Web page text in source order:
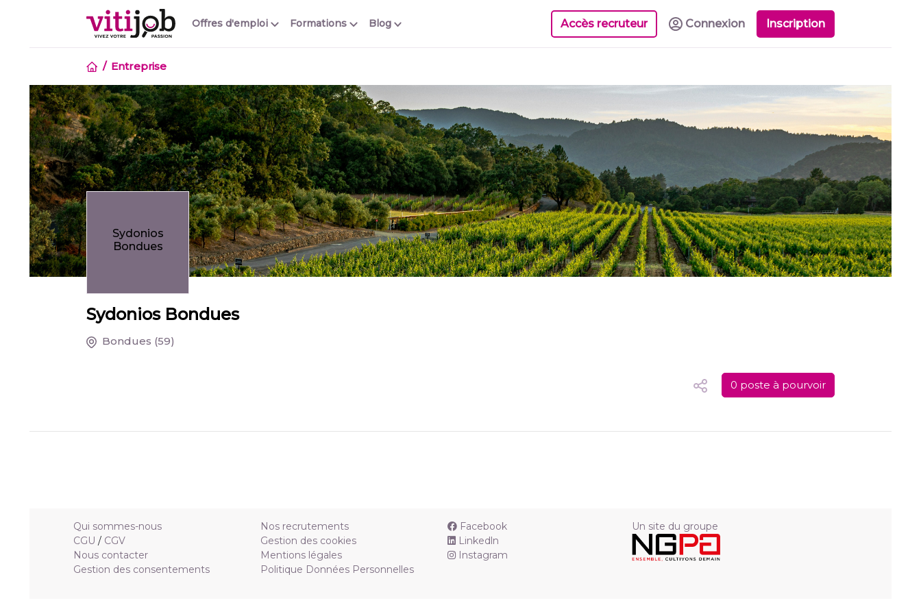
Offres d'emploi Blog
Formations Accès recruteur Connexion Inscription
Entreprise
Sydonios
Bondues
Sydonios Bondues
Bondues (59)
0 poste à pourvoir
Qui sommes-nous
CGU / CGV
Nous contacter
Gestion des consentements
Nos recrutements
Gestion des cookies
Mentions légales
Politique Données Personnelles
Facebook
Linkedln
Instagram
Un site du groupe